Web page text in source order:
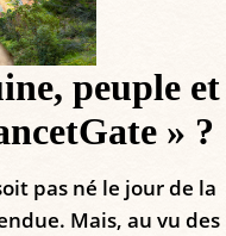
peuple et
» ?
pas né le jour de la
Mais, au vu des